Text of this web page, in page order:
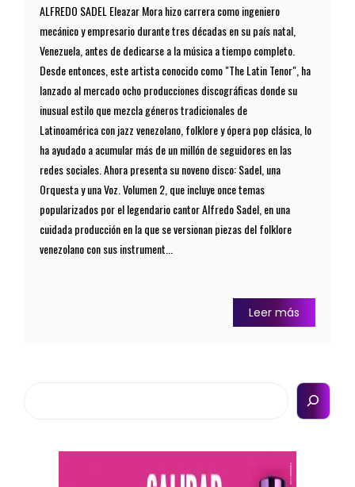
ALFREDO SADEL Eleazar Mora hizo carrera como ingeniero
mecánico y empresario durante tres décadas en su país natal,
Venezuela, antes de dedicarse a la música a tiempo completo.
Desde entonces, este artista conocido como "The Latin Tenor", ha
lanzado al mercado ocho producciones discográficas donde su
inusual estilo que mezcla géneros tradicionales de
Latinoamérica con jazz venezolano, folklore y ópera pop clásica, lo
ha ayudado a acumular más de un millón de seguidores en las
redes sociales. Ahora presenta su noveno disco: Sadel, una
Orquesta y una Voz. Volumen 2, que incluye once temas
popularizados por el legendario cantor Alfredo Sadel, en una
cuidada producción en la que se versionan piezas del folklore
venezolano con sus instrument...
Leer más